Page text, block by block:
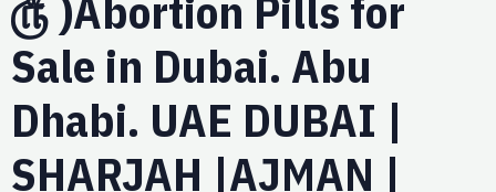
௹ )Abortion Pills for
Sale in Dubai. Abu
Dhabi. UAE DUBAI |
SHARJAH |AJMAN |